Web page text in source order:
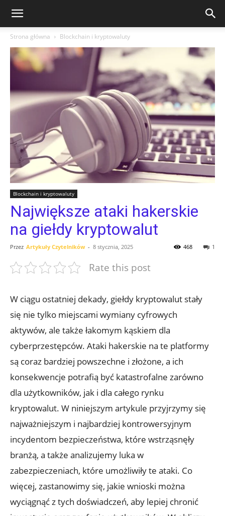
Strona główna Blockchain i kryptowaluty
Blockchain i kryptowaluty
Największe ataki hakerskie
na giełdy kryptowalut
Przez Artykuły Czytelników - 8 stycznia, 2025 1
468
Rate this post
W ‌ciągu ostatniej dekady,‌ giełdy ‍kryptowalut ​stały‌
się nie tylko miejscami wymiany ​cyfrowych
aktywów, ale także łakomym kąskiem dla
cyberprzestępców. Ataki​ hakerskie⁣ na te platformy‌
są⁢ coraz bardziej powszechne​ i ​złożone, a ich
konsekwencje potrafią ‌być ⁤katastrofalne ‌zarówno
‍dla użytkowników, ​jak i dla całego rynku
kryptowalut.⁢ W niniejszym artykule ⁣przyjrzymy się
najważniejszym‍ i najbardziej kontrowersyjnym
incydentom bezpieczeństwa, które wstrząsnęły
‌branżą, a także ⁣analizujemy‍ luka‍ w
zabezpieczeniach, ⁣które ‍umożliwiły te ataki. ​Co
więcej, ⁣zastanowimy‌ się, jakie wnioski​ można
wyciągnąć z tych‍ doświadczeń, aby ⁤lepiej chronić⁤